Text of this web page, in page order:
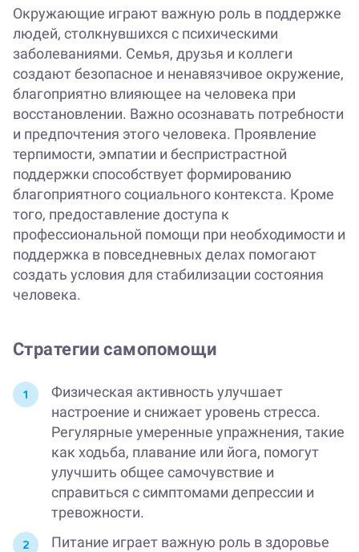
Окружающие играют важную роль в поддержке
людей, столкнувшихся с психическими
заболеваниями. Семья, друзья и коллеги
создают безопасное и ненавязчивое окружение,
благоприятно влияющее на человека при
восстановлении. Важно осознавать потребности
и предпочтения этого человека. Проявление
терпимости, эмпатии и беспристрастной
поддержки способствует формированию
благоприятного социального контекста. Кроме
того, предоставление доступа к
профессиональной помощи при необходимости и
поддержка в повседневных делах помогают
создать условия для стабилизации состояния
человека.
Стратегии самопомощи
Физическая активность улучшает
настроение и снижает уровень стресса.
Регулярные умеренные упражнения, такие
как ходьба, плавание или йога, помогут
улучшить общее самочувствие и
справиться с симптомами депрессии и
тревожности.
Питание играет важную роль в здоровье